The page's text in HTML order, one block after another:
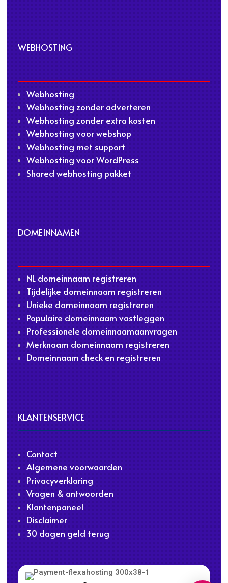
WEBHOSTING
Webhosting
Webhosting zonder adverteren
Webhosting zonder extra kosten
Webhosting voor webshop
Webhosting met support
Webhosting voor WordPress
Shared webhosting pakket
DOMEINNAMEN
NL domeinnaam registreren
Tijdelijke domeinnaam registreren
Unieke domeinnaam registreren
Populaire domeinnaam vastleggen
Professionele domeinnaamaanvragen
Merknaam domeinnaam registreren
Domeinnaam check en registreren
KLANTENSERVICE
Contact
Algemene voorwaarden
Privacyverklaring
Vragen & antwoorden
Klantenpaneel
Disclaimer
30 dagen geld terug